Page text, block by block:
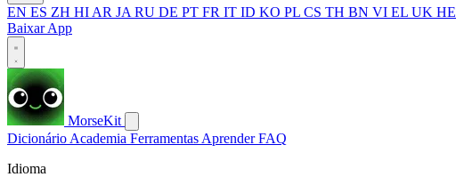
EN ES ZH HI AR JA RU DE PT FR IT ID KO PL CS TH BN VI EL UK HE
Baixar App
MorseKit
Dicionário Academia Ferramentas AprenderFAQ
Idioma